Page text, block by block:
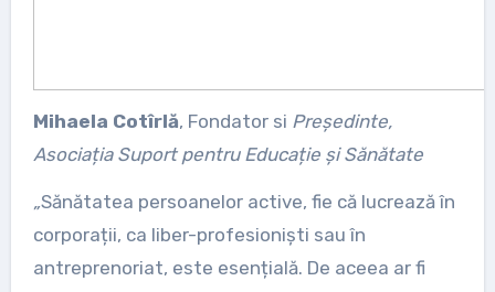
Mihaela Cotîrlă, Fondator si Președinte,
Asociația Suport pentru Educație și Sănătate
„Sănătatea persoanelor active, fie că lucrează în
corporații, ca liber-profesioniști sau în
antreprenoriat, este esențială. De aceea ar fi